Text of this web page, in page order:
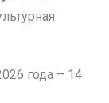
года – 14